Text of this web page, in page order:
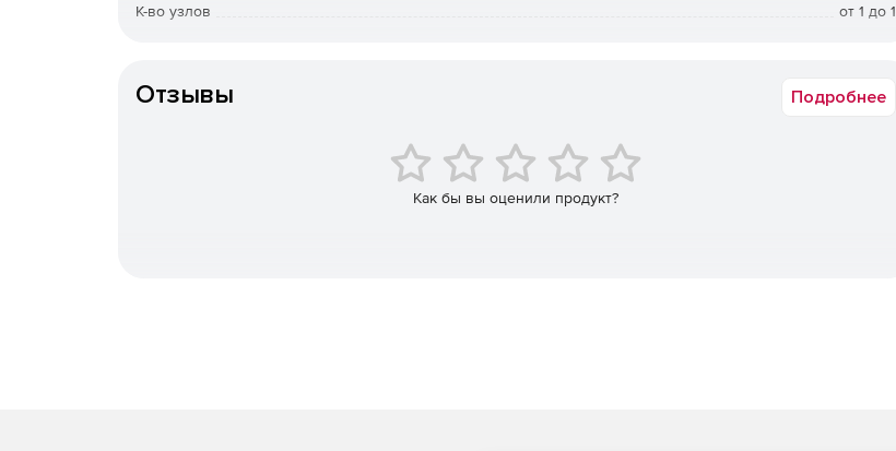
К-во узлов от 1 до 1
Отзывы Подробнее
Как бы вы оценили продукт?